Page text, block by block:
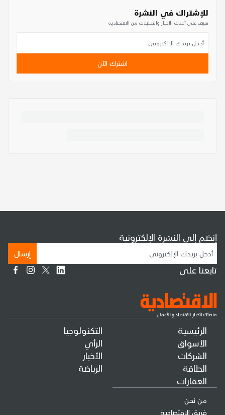
للإشتراك في النشرة
تعرف على أحدث الأخبار والتحليلات من الاقتصادية
اشترك الآن
الرئيسية
الأسواق
الشركات
الطاقة
العقارات
التكنولوجيا
الرأي
الأخبار
الرياضة
من نحن
فريق الإقتصادية
إنضم إلى النشرة الإلكترونية
إرسال
تابعنا على